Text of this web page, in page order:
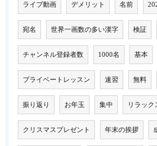
ライブ動画 デメリット 名前
宛名 世界一画数の多い漢字 検証
チャンネル登録者数 1000名 基本
プライベートレッスン 速習 無料
振り返り お年玉 集中 リラック
クリスマスプレゼント 年末の挨拶